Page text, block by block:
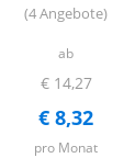
(4 Angebote)
ab
€ 14,27
€ 8,32
pro Monat